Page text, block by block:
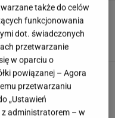
komentuje głośny
"Zadzwoniłem do niej"
My podajemy 3 hasła, ty
miasto
także do celów
funkcjonowania
dot. świadczonych
przetwarzanie
w oparciu o
powiązanej – Agora
przetwarzaniu
„Ustawień
administratorem – w